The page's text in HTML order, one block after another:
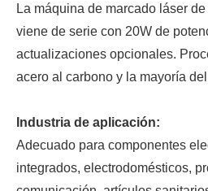
La máquina de marcado láser
viene de serie con 20W de
actualizaciones opcionales.
acero al carbono y la mayoría
Industria de aplicación:
Adecuado para componentes
integrados, electrodomésticos,